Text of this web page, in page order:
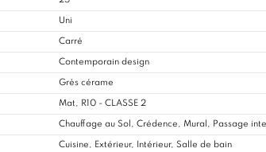
Uni
Carré
Contemporain design
Grès cérame
Mat, R10 - CLASSE 2
Chauffage au Sol, Crédence, Mural, Passage
Cuisine, Extérieur, Intérieur, Salle de bain